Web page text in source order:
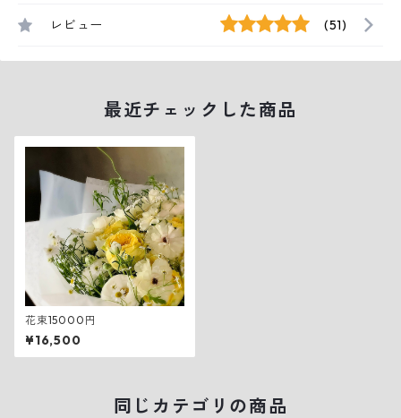
レビュー (51)
最近チェックした商品
花束15000円
¥16,500
同じカテゴリの商品